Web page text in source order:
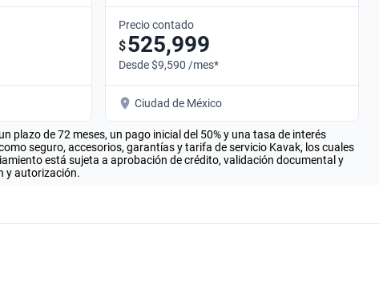
Precio contado
$525,999
Desde $9,590 /mes*
Ciudad de México
de 72 meses, un pago inicial del 50% y una tasa de interés
seguro, accesorios, garantías y tarifa de servicio Kavak, los cuales
está sujeta a aprobación de crédito, validación documental y
y autorización.